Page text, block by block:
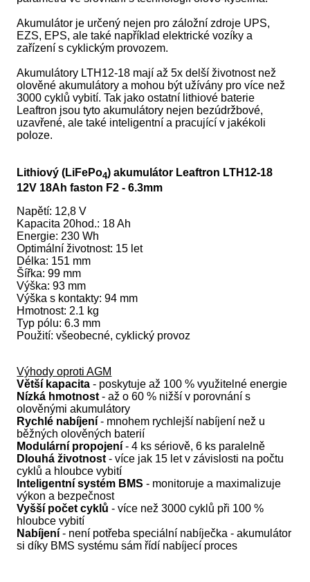
Akumulátor je určený nejen pro záložní zdroje UPS,
EZS, EPS, ale také například elektrické vozíky a
zařízení s cyklickým provozem.
Akumulátory LTH12-18 mají až 5x delší životnost než
olověné akumulátory a mohou být užívány pro více než
3000 cyklů vybití. Tak jako ostatní lithiové baterie
Leaftron jsou tyto akumulátory nejen bezúdržbové,
uzavřené, ale také inteligentní a pracující v jakékoli
poloze.
Lithiový (LiFePo4) akumulátor Leaftron LTH12-18
12V 18Ah faston F2 - 6.3mm
Napětí: 12,8 V
Kapacita 20hod.: 18 Ah
Energie: 230 Wh
Optimální životnost: 15 let
Délka: 151 mm
Šířka: 99 mm
Výška: 93 mm
Výška s kontakty: 94 mm
Hmotnost: 2.1 kg
Typ pólu: 6.3 mm
Použití: všeobecné, cyklický provoz
Výhody oproti AGM
Větší kapacita - poskytuje až 100 % využitelné energie
Nízká hmotnost - až o 60 % nižší v porovnání s
olověnými akumulátory
Rychlé nabíjení - mnohem rychlejší nabíjení než u
běžných olověných baterií
Modulární propojení - 4 ks sériově, 6 ks paralelně
Dlouhá životnost - více jak 15 let v závislosti na počtu
cyklů a hloubce vybití
Inteligentní systém BMS - monitoruje a maximalizuje
výkon a bezpečnost
Vyšší počet cyklů - více než 3000 cyklů při 100 %
hloubce vybití
Nabíjení - není potřeba speciální nabíječka - akumulátor
si díky BMS systému sám řídí nabíjecí proces